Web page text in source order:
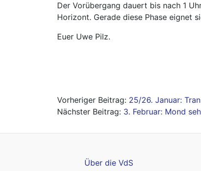
Der Vorübergang dauert bis nach 1
Horizont. Gerade diese Phase eignet
Euer Uwe Pilz.
Beitragsnavigation
25/26. Januar:
3. Februar: Mond
Über die VdS